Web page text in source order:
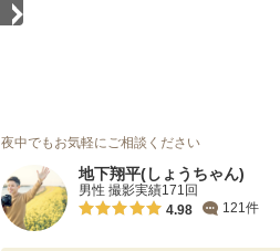
夜中でもお気軽にご相談ください
地下翔平(しょうちゃん)
男性 撮影実績171回
4.98
121件